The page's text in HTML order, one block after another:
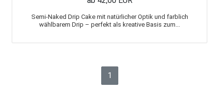
Semi-Naked Drip Cake mit natürlicher Optik und farblich
wählbarem Drip – perfekt als kreative Basis zum...
1